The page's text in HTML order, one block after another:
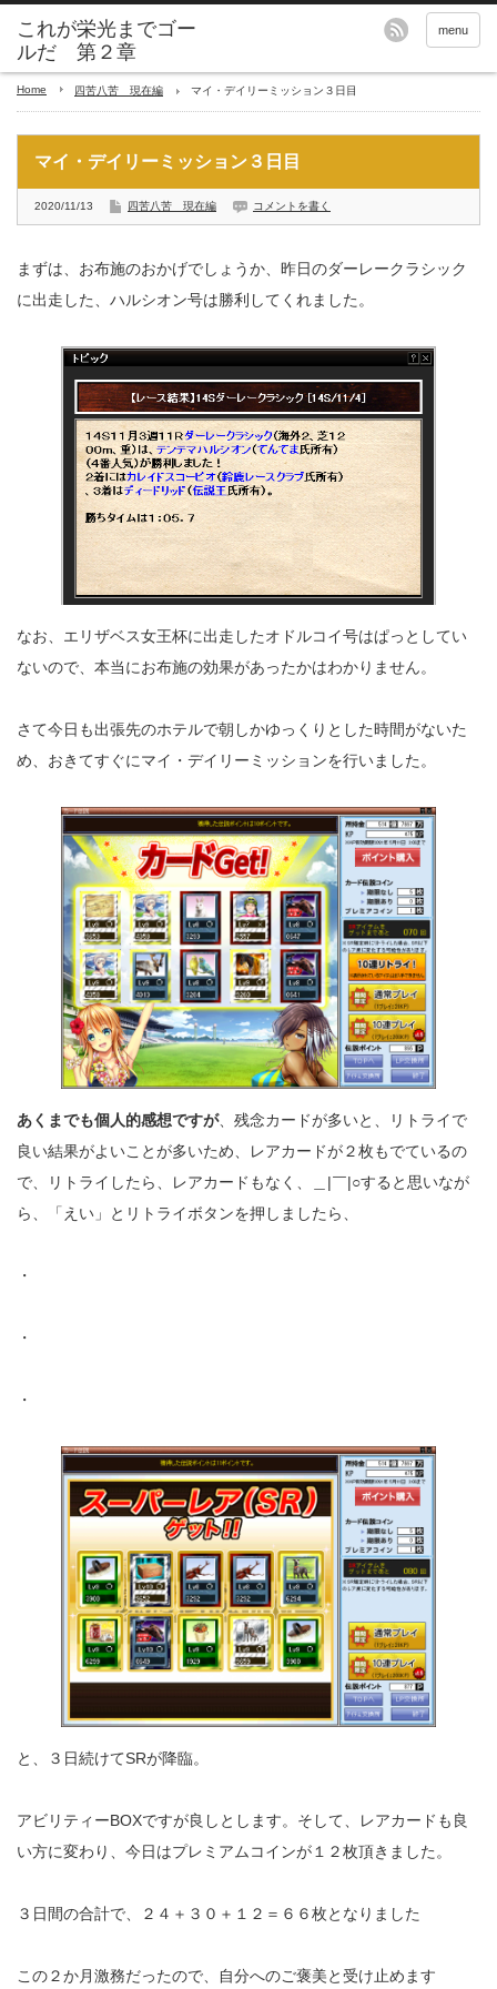
これが栄光までゴー
ルだ 第２章
menu
Home 四苦八苦 現在編 マイ・デイリーミッション３日目
マイ・デイリーミッション３日目
2020/11/13 四苦八苦 現在編 コメントを書く
まずは、お布施のおかげでしょうか、昨日のダーレークラシック
に出走した、ハルシオン号は勝利してくれました。
なお、エリザベス女王杯に出走したオドルコイ号はぱっとしてい
ないので、本当にお布施の効果があったかはわかりません。
さて今日も出張先のホテルで朝しかゆっくりとした時間がないた
め、おきてすぐにマイ・デイリーミッションを行いました。
あくまでも個人的感想ですが、残念カードが多いと、リトライで
良い結果がよいことが多いため、レアカードが２枚もでているの
で、リトライしたら、レアカードもなく、＿|￣|○すると思いなが
ら、「えい」とリトライボタンを押しましたら、
・
・
・
と、３日続けてSRが降臨。
アビリティーBOXですが良しとします。そして、レアカードも良
い方に変わり、今日はプレミアムコインが１２枚頂きました。
３日間の合計で、２４＋３０＋１２＝６６枚となりました
この２か月激務だったので、自分へのご褒美と受け止めます